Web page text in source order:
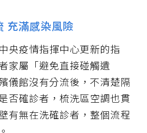
充滿感染風險
央疫情指揮中心更新的指
家屬「避免直接碰觸遺
儀館沒有分流後，不清楚隔
否確診者，梳洗區空調也貫
有無在洗確診者，整個流程